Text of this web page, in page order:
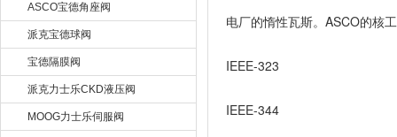
ASCO宝德角座阀
派克宝德球阀
宝德隔膜阀
派克力士乐CKD液压阀
MOOG力士乐伺服阀
电厂的惰性瓦斯。ASCO的核
IEEE-323
IEEE-344